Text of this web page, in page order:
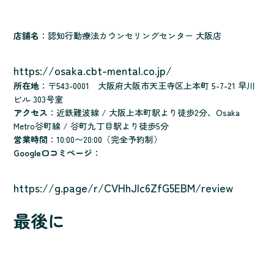
店舗名 ：認知行動療法カウンセリングセンター 大阪店
https://osaka.cbt-mental.co.jp/
所在地 ：〒543-0001 大阪府大阪市天王寺区上本町 5-7-21 早川
ビル 303号室
アクセス ：近鉄難波線 / 大阪上本町駅より徒歩2分、Osaka
Metro谷町線 / 谷町九丁目駅より徒歩5分
営業時間 ：10:00〜20:00（完全予約制）
Google口コミページ ：
https://g.page/r/CVHhJlc6ZfG5EBM/review
最後に